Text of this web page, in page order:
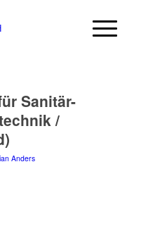
Sanitär-
/
Anders